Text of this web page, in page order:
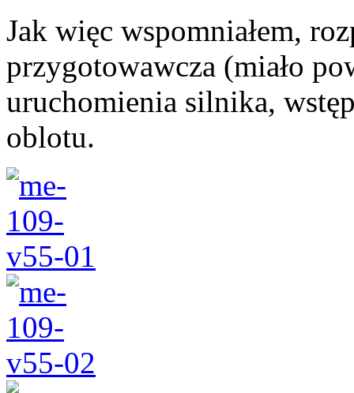
Jak więc wspomniałem,
przygotowawcza (miało
uruchomienia silnika,
oblotu.